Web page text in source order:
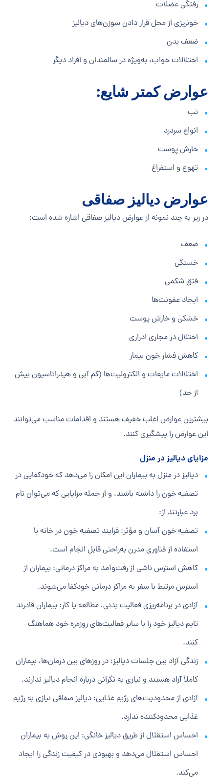
رفتگی عضلات
خونریزی از محل قرار دادن سوزن‌های دیالیز
ضعف بدن
اختلالات خواب، به‌ویژه در سالمندان و افراد دیگر
عوارض کمتر شایع:
تب
انواع سردرد
خارش پوست
تهوع و استفراغ
عوارض دیالیز صفاقی
در زیر به چند نمونه از عوارض دیالیز صفاقی اشاره شده است:
ضعف
خستگی
فتق شکمی
ایجاد عفونت‌ها
خشکی و خارش پوست
اختلال در مجاری ادراری
کاهش فشار خون بیمار
اختلالات مایعات و الکترولیت‌ها (کم آبی و هیدراتاسیون بیش
از حد)
بیشترین عوارض اغلب خفیف هستند و اقدامات مناسب می‌توانند
این عوارض را پیشگیری کنند.
مزایای دیالیز در منزل
دیالیز در منزل به بیماران این امکان را می‌دهد که خودکفایی در
تصفیه خون را داشته باشند، و از جمله مزایایی که می‌توان نام
برد عبارتند از:
تصفیه خون آسان و مؤثر: فرایند تصفیه خون در خانه با
استفاده از فناوری مدرن به‌راحتی قابل انجام است.
کاهش استرس ناشی از رفت‌وآمد به مراکز درمانی: بیماران از
استرس مرتبط با سفر به مراکز درمانی خودکفا می‌شوند.
آزادی در برنامه‌ریزی فعالیت بدنی، مطالعه یا کار: بیماران قادرند
تایم دیالیز خود را با سایر فعالیت‌های روزمره خود هماهنگ
کنند.
زندگی آزاد بین جلسات دیالیز: در روزهای بین درمان‌ها، بیماران
کاملاً آزاد هستند و نیازی به نگرانی درباره انجام دیالیز ندارند.
آزادی از محدودیت‌های رژیم غذایی: دیالیز صفاقی نیازی به رژیم
غذایی محدودکننده ندارد.
احساس استقلال از طریق دیالیز خانگی: این روش به بیماران
احساس استقلال می‌دهد و بهبودی در کیفیت زندگی را ایجاد
می‌کند.